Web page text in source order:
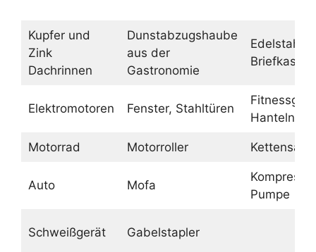
Kupfer und
Zink
Dachrinnen
Dunstabzugshaube
aus der
Gastronomie
Edelstahl
Briefkasten
Elektromotoren Fenster, Stahltüren
Hanteln
Motorrad Motorroller Kettensäge
Auto Mofa
Pumpe
Schweißgerät Gabelstapler